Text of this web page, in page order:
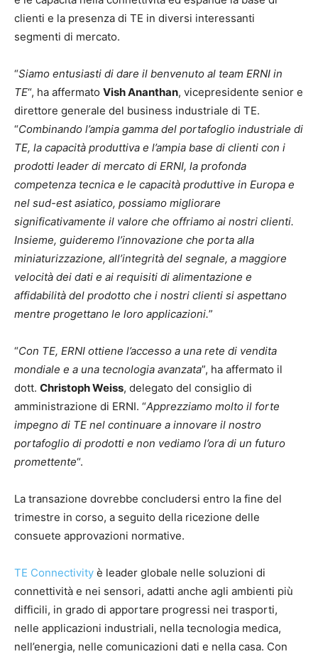
clienti e la presenza di TE in diversi interessanti
segmenti di mercato.
“Siamo entusiasti di dare il benvenuto al team ERNI in
TE“, ha affermato Vish Ananthan, vicepresidente senior e
direttore generale del business industriale di TE.
“Combinando l’ampia gamma del portafoglio industriale di
TE, la capacità produttiva e l’ampia base di clienti con i
prodotti leader di mercato di ERNI, la profonda
competenza tecnica e le capacità produttive in Europa e
nel sud-est asiatico, possiamo migliorare
significativamente il valore che offriamo ai nostri clienti.
Insieme, guideremo l’innovazione che porta alla
miniaturizzazione, all’integrità del segnale, a maggiore
velocità dei dati e ai requisiti di alimentazione e
affidabilità del prodotto che i nostri clienti si aspettano
mentre progettano le loro applicazioni.”
“Con TE, ERNI ottiene l’accesso a una rete di vendita
mondiale e a una tecnologia avanzata”, ha affermato il
dott. Christoph Weiss, delegato del consiglio di
amministrazione di ERNI. “Apprezziamo molto il forte
impegno di TE nel continuare a innovare il nostro
portafoglio di prodotti e non vediamo l’ora di un futuro
promettente“.
La transazione dovrebbe concludersi entro la fine del
trimestre in corso, a seguito della ricezione delle
consuete approvazioni normative.
TE Connectivity è leader globale nelle soluzioni di
connettività e nei sensori, adatti anche agli ambienti più
difficili, in grado di apportare progressi nei trasporti,
nelle applicazioni industriali, nella tecnologia medica,
nell’energia, nelle comunicazioni dati e nella casa. Con